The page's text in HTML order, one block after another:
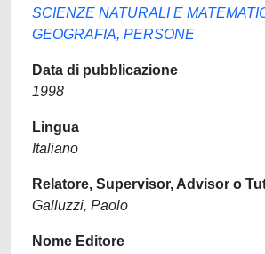
SCIENZE NATURALI E
GEOGRAFIA, PERSONE
Data di pubblicazione
1998
Lingua
Italiano
Relatore, Supervisor, Advisor o
Galluzzi, Paolo
Nome Editore